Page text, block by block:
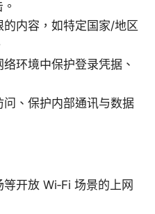
内容，如特定国家/地区
环境中保护登录凭据、
、保护内部通讯与数据
开放 Wi‑Fi 场景的上网